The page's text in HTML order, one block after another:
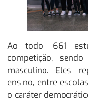
Ao todo, 661
competição,
masculino. Eles
ensino, entre
o caráter